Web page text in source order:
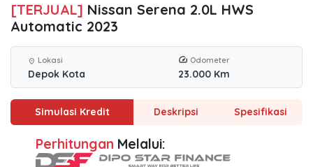
[TERJUAL] Nissan Serena 2.0L HWS
Automatic 2023
location_on Lokasi
Depok Kota
Odometer
23.000 Km
Simulasi Kredit Deskripsi Spesifikasi
Perhitungan Melalui: